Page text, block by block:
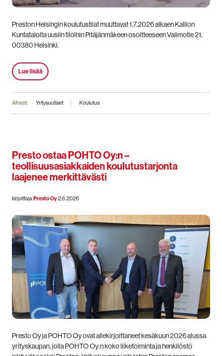
Preston Helsingin koulutustilat muuttavat 1.7.2026 alkaen Kallion
Kuntatalolta uusiin tiloihin Pitäjänmäkeen osoitteeseen Valimotie 21,
00380 Helsinki.
Lue lisää
Aiheet: Yritysuutiset Koulutus
Presto ostaa POHTO Oy:n –
teollisuusasiakkaiden koulutustarjonta
laajenee merkittävästi
kirjoittajaPresto Oy2.6.2026
Presto Oy ja POHTO Oy ovat allekirjoittaneet kesäkuun 2026 alussa
yrityskaupan, jolla POHTO Oy:n koko liiketoiminta ja henkilöstö